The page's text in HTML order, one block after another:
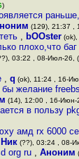
)
(129), 21:37 ,
, bOOster(ok),
плохо,что
03:22 , 08-Июл-26, (
,q (ok), 11:24 , 16-
желание
(14), 12:00 , 16-Июн-
в пользу
амд rx 6000
Ник (??), 03:24 , 08-
org ru , Аноним